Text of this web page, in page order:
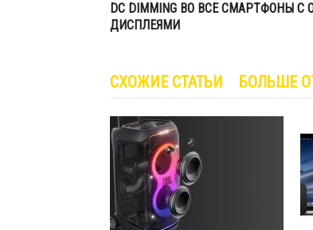
DC DIMMING ВО ВСЕ СМАРТФОНЫ С
ДИСПЛЕЯМИ
СХОЖИЕ СТАТЬИ БОЛЬШЕ